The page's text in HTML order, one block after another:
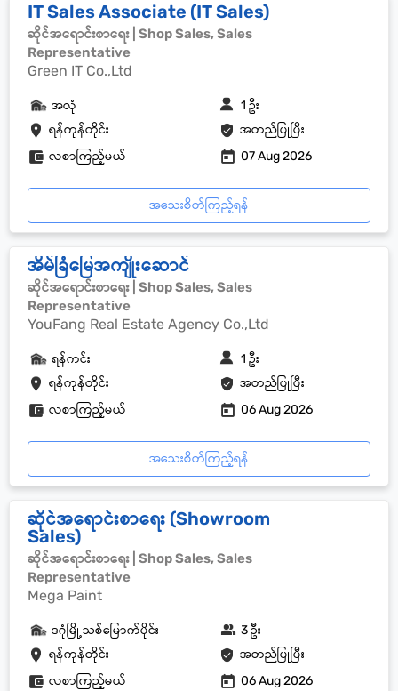
IT Sales Associate (IT Sales)
ဆိုင်အရောင်းစာရေး | Shop Sales, Sales
Representative
Green IT Co.,Ltd
ရန်ကုန်တိုင်း အတည်ပြုပြီး
အလုံ 1 ဦး
လစာကြည့်မယ် 07 Aug 2026
အသေးစိတ်ကြည့်ရန်
အိမ်ခြံမြေအကျိုးဆောင်
ဆိုင်အရောင်းစာရေး | Shop Sales, Sales
Representative
YouFang Real Estate Agency Co.,Ltd
ရန်ကုန်တိုင်း အတည်ပြုပြီး
ရန်ကင်း 1 ဦး
လစာကြည့်မယ် 06 Aug 2026
အသေးစိတ်ကြည့်ရန်
ဆိုင်အရောင်းစာရေး (Showroom
Sales)
ဆိုင်အရောင်းစာရေး | Shop Sales, Sales
Representative
Mega Paint
ရန်ကုန်တိုင်း အတည်ပြုပြီး
ဒဂုံမြို့သစ်မြောက်ပိုင်း 3 ဦး
လစာကြည့်မယ် 06 Aug 2026